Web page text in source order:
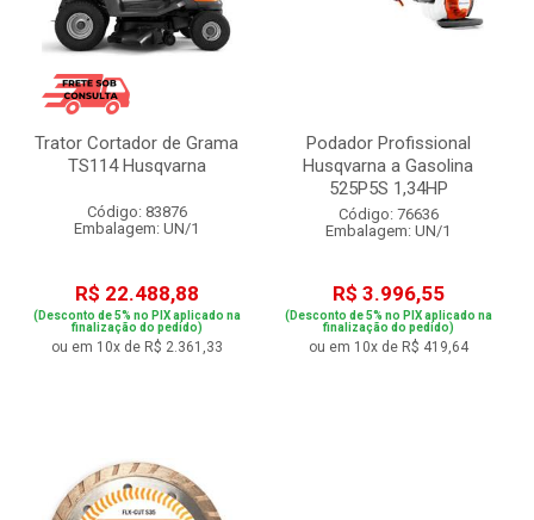
Trator Cortador de Grama
TS114 Husqvarna
Código: 83876
Embalagem: UN/1
R$ 22.488,88
(Desconto de 5% no PIX aplicado na
finalização do pedido)
ou em 10x de R$ 2.361,33
Podador Profissional
Husqvarna a Gasolina
525P5S 1,34HP
Código: 76636
Embalagem: UN/1
R$ 3.996,55
(Desconto de 5% no PIX aplicado na
finalização do pedido)
ou em 10x de R$ 419,64